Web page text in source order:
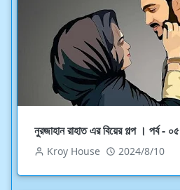
নুরজাহান রাহাত এর বিয়ের গল্প । পর্ব - ০৫
Kroy House 2024/8/10